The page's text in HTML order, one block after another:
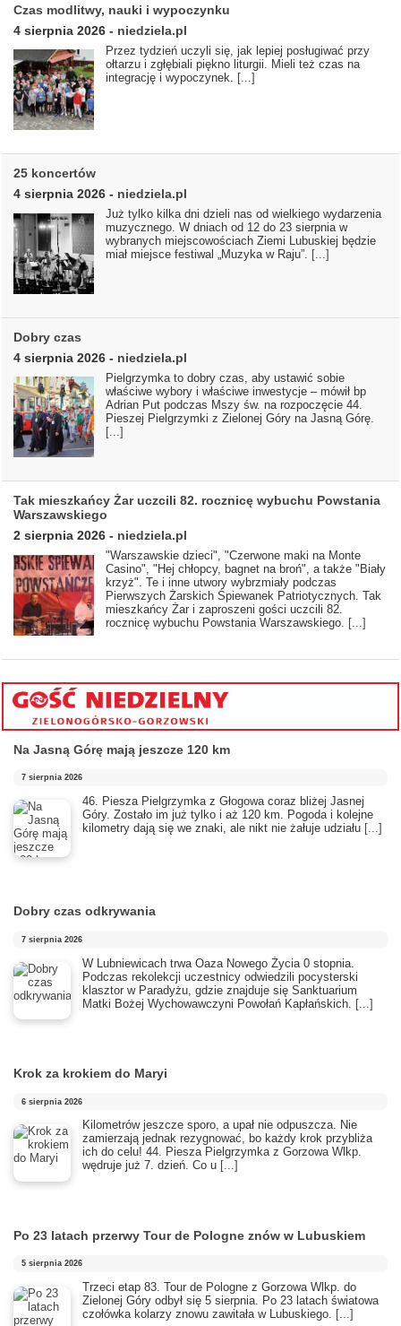
Czas modlitwy, nauki i wypoczynku
4 sierpnia 2026 - niedziela.pl
Przez tydzień uczyli się, jak lepiej posługiwać przy
ołtarzu i zgłębiali piękno liturgii. Mieli też czas na
integrację i wypoczynek. [...]
25 koncertów
4 sierpnia 2026 - niedziela.pl
Już tylko kilka dni dzieli nas od wielkiego wydarzenia
muzycznego. W dniach od 12 do 23 sierpnia w
wybranych miejscowościach Ziemi Lubuskiej będzie
miał miejsce festiwal „Muzyka w Raju”. [...]
Dobry czas
4 sierpnia 2026 - niedziela.pl
Pielgrzymka to dobry czas, aby ustawić sobie
właściwe wybory i właściwe inwestycje – mówił bp
Adrian Put podczas Mszy św. na rozpoczęcie 44.
Pieszej Pielgrzymki z Zielonej Góry na Jasną Górę.
[...]
Tak mieszkańcy Żar uczcili 82. rocznicę wybuchu Powstania
Warszawskiego
2 sierpnia 2026 - niedziela.pl
"Warszawskie dzieci", "Czerwone maki na Monte
Casino", "Hej chłopcy, bagnet na broń", a także "Biały
krzyż". Te i inne utwory wybrzmiały podczas
Pierwszych Żarskich Śpiewanek Patriotycznych. Tak
mieszkańcy Żar i zaproszeni gości uczcili 82.
rocznicę wybuchu Powstania Warszawskiego. [...]
Na Jasną Górę mają jeszcze 120 km
7 sierpnia 2026
46. Piesza Pielgrzymka z Głogowa coraz bliżej Jasnej
Góry. Zostało im już tylko i aż 120 km. Pogoda i kolejne
kilometry dają się we znaki, ale nikt nie żałuje udziału [...]
Dobry czas odkrywania
7 sierpnia 2026
​W Lubniewicach trwa Oaza Nowego Życia 0 stopnia.
Podczas rekolekcji uczestnicy odwiedzili pocysterski
klasztor w Paradyżu, gdzie znajduje się Sanktuarium
Matki Bożej Wychowawczyni Powołań Kapłańskich. [...]
Krok za krokiem do Maryi
6 sierpnia 2026
Kilometrów jeszcze sporo, a upał nie odpuszcza. Nie
zamierzają jednak rezygnować, bo każdy krok przybliża
ich do celu! 44. Piesza Pielgrzymka z Gorzowa Wlkp.
wędruje już 7. dzień. Co u [...]
Po 23 latach przerwy Tour de Pologne znów w Lubuskiem
5 sierpnia 2026
Trzeci etap 83. Tour de Pologne z Gorzowa Wlkp. do
Zielonej Góry odbył się 5 sierpnia. Po 23 latach światowa
czołówka kolarzy znowu zawitała w Lubuskiego. [...]